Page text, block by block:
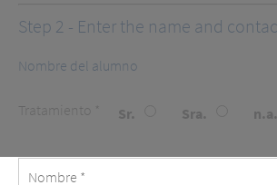
Step 2 - Enter the name and
Nombre del alumno
Tratamiento * Sr. Sra. n.a.